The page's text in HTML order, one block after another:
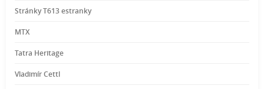
Stránky T613 estranky
MTX
Tatra Heritage
Vladimír Cettl